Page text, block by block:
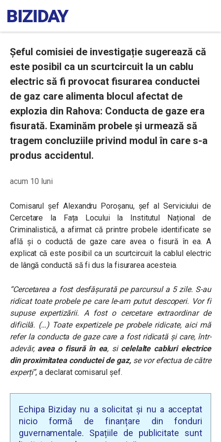
Șeful comisiei de investigație sugerează că
este posibil ca un scurtcircuit la un cablu
electric să fi provocat fisurarea conductei
de gaz care alimenta blocul afectat de
explozia din Rahova: Conducta de gaze era
fisurată. Examinăm probele și urmează să
tragem concluziile privind modul în care s-a
produs accidentul.
acum 10 luni
Comisarul șef Alexandru Poroșanu, șef al Serviciului de
Cercetare la Fața Locului la Institutul Național de
Criminalistică, a afirmat că printre probele identificate se
află și o coductă de gaze care avea o fisură în ea. A
explicat că este posibil ca un scurtcircuit la cablul electric
de lângă conductă să fi dus la fisurarea acesteia.
“Cercetarea a fost desfășurată pe parcursul a 5 zile. S-au
ridicat toate probele pe care le-am putut descoperi. Vor fi
supuse expertizării. A fost o cercetare extraordinar de
dificilă. (…) Toate expertizele pe probele ridicate, aici mă
refer la conducta de gaze care a fost ridicată și care, într-
adevăr, avea o fisură în ea, si celelalte cabluri electrice
din proximitatea conductei de gaz,se vor efectua de către
experți”, a declarat comisarul șef.
Echipa Biziday nu a solicitat și nu a acceptat
nicio formă de finanțare din fonduri
guvernamentale. Spațiile de publicitate sunt